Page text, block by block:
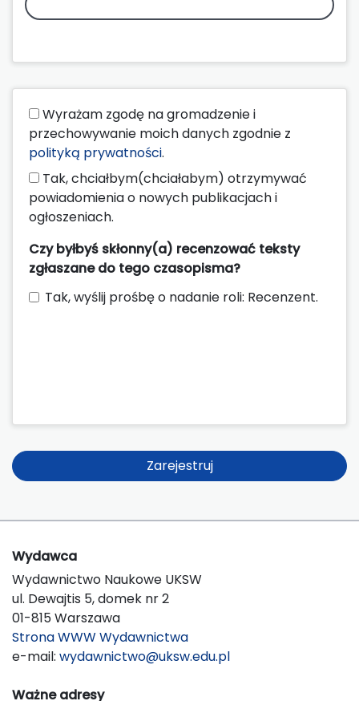
przechowywanie moich danych zgodnie z
polityką prywatności.
powiadomienia o nowych publikacjach i
ogłoszeniach.
Czy byłbyś skłonny(a) recenzować teksty
zgłaszane do tego czasopisma?
Tak, wyślij prośbę o nadanie roli: Recenzent.
Zarejestruj
Wydawca
Wydawnictwo Naukowe UKSW
ul. Dewajtis 5, domek nr 2
01-815 Warszawa
Strona WWW Wydawnictwa
e-mail: wydawnictwo@uksw.edu.pl
Ważne adresy